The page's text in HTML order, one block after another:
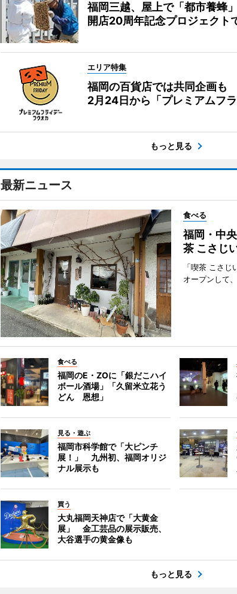
福岡三越、屋上で「都市養蜂」
開店20周年記念プロジェクト
エリア特集
福岡の百貨店では共同企画も
2月24日から「プレミアムフラ
もっと見る
最新ニュース
食べる
福岡・中
茶 こさじ
「喫茶 こさ
オープンして
食べる
福岡のE・ZOに「銀だこハイ
ボール酒場」「久留米立花う
どん 恩想」
見る・遊ぶ
福岡市科学館で「大ピンチ
展！」 九州初、福岡オリジ
ナル展示も
買う
大丸福岡天神店で「大黄金
展」 金工芸品の展示販売、
大谷選手の黄金像も
もっと見る